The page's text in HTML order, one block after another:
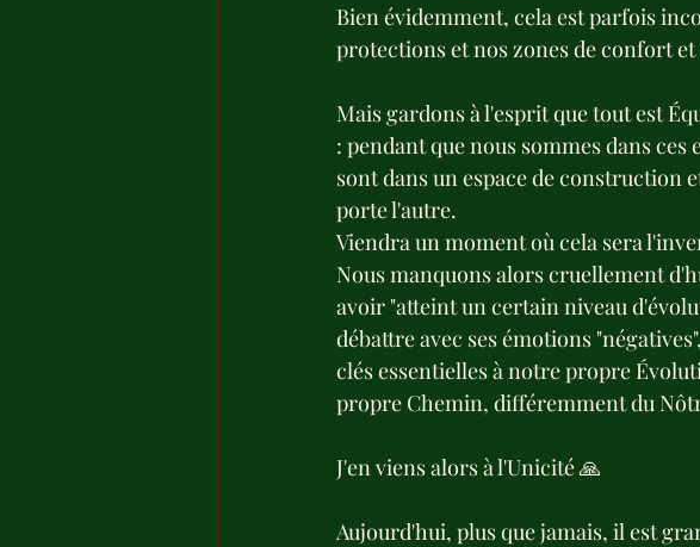
Bien évidemment, cela est parfois
protections et nos zones de confort et
Mais gardons à l'esprit que tout est
: pendant que nous sommes dans
sont dans un espace de construction
porte l'autre.
Viendra un moment où cela sera
Nous manquons alors cruellement
avoir "atteint un certain niveau
débattre avec ses émotions
clés essentielles à notre propre
propre Chemin, différemment du
J'en viens alors à l'Unicité 🙏
Aujourd'hui, plus que jamais, il est